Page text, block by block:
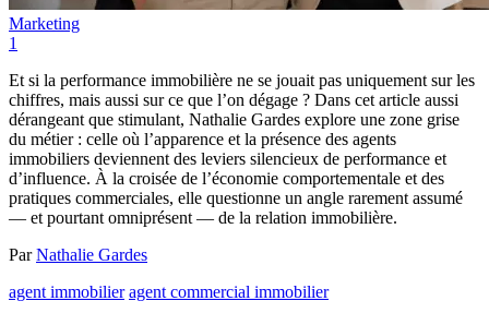
Marketing
1
Et si la performance immobilière ne se jouait pas uniquement sur les
chiffres, mais aussi sur ce que l’on dégage ? Dans cet article aussi
dérangeant que stimulant, Nathalie Gardes explore une zone grise
du métier : celle où l’apparence et la présence des agents
immobiliers deviennent des leviers silencieux de performance et
d’influence. À la croisée de l’économie comportementale et des
pratiques commerciales, elle questionne un angle rarement assumé
— et pourtant omniprésent — de la relation immobilière.
ParNathalie Gardes
agent immobilier agent commercial immobilier